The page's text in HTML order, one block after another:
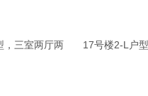
，三室两厅两 17号楼2-L户